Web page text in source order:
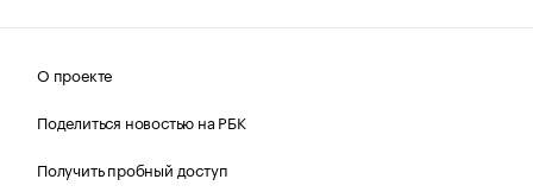
О проекте
Поделиться новостью на РБК
Получить пробный доступ